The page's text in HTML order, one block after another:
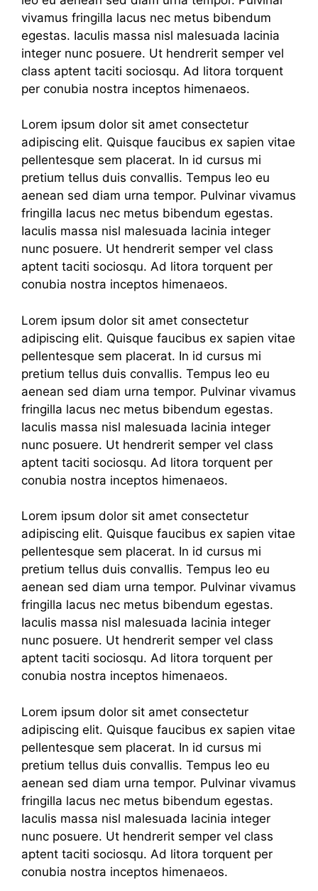
vivamus fringilla lacus nec metus bibendum
egestas. Iaculis massa nisl malesuada lacinia
integer nunc posuere. Ut hendrerit semper vel
class aptent taciti sociosqu. Ad litora torquent
per conubia nostra inceptos himenaeos.
Lorem ipsum dolor sit amet consectetur
adipiscing elit. Quisque faucibus ex sapien vitae
pellentesque sem placerat. In id cursus mi
pretium tellus duis convallis. Tempus leo eu
aenean sed diam urna tempor. Pulvinar vivamus
fringilla lacus nec metus bibendum egestas.
Iaculis massa nisl malesuada lacinia integer
nunc posuere. Ut hendrerit semper vel class
aptent taciti sociosqu. Ad litora torquent per
conubia nostra inceptos himenaeos.
Lorem ipsum dolor sit amet consectetur
adipiscing elit. Quisque faucibus ex sapien vitae
pellentesque sem placerat. In id cursus mi
pretium tellus duis convallis. Tempus leo eu
aenean sed diam urna tempor. Pulvinar vivamus
fringilla lacus nec metus bibendum egestas.
Iaculis massa nisl malesuada lacinia integer
nunc posuere. Ut hendrerit semper vel class
aptent taciti sociosqu. Ad litora torquent per
conubia nostra inceptos himenaeos.
Lorem ipsum dolor sit amet consectetur
adipiscing elit. Quisque faucibus ex sapien vitae
pellentesque sem placerat. In id cursus mi
pretium tellus duis convallis. Tempus leo eu
aenean sed diam urna tempor. Pulvinar vivamus
fringilla lacus nec metus bibendum egestas.
Iaculis massa nisl malesuada lacinia integer
nunc posuere. Ut hendrerit semper vel class
aptent taciti sociosqu. Ad litora torquent per
conubia nostra inceptos himenaeos.
Lorem ipsum dolor sit amet consectetur
adipiscing elit. Quisque faucibus ex sapien vitae
pellentesque sem placerat. In id cursus mi
pretium tellus duis convallis. Tempus leo eu
aenean sed diam urna tempor. Pulvinar vivamus
fringilla lacus nec metus bibendum egestas.
Iaculis massa nisl malesuada lacinia integer
nunc posuere. Ut hendrerit semper vel class
aptent taciti sociosqu. Ad litora torquent per
conubia nostra inceptos himenaeos.